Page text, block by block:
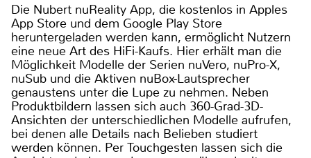
Die Nubert nuReality App, die kostenlos in Apples
App Store und dem Google Play Store
heruntergeladen werden kann, ermöglicht Nutzern
eine neue Art des HiFi-Kaufs. Hier erhält man die
Möglichkeit Modelle der Serien nuVero, nuPro-X,
nuSub und die Aktiven nuBox-Lautsprecher
genaustens unter die Lupe zu nehmen. Neben
Produktbildern lassen sich auch 360-Grad-3D-
Ansichten der unterschiedlichen Modelle aufrufen,
bei denen alle Details nach Belieben studiert
werden können. Per Touchgesten lassen sich die